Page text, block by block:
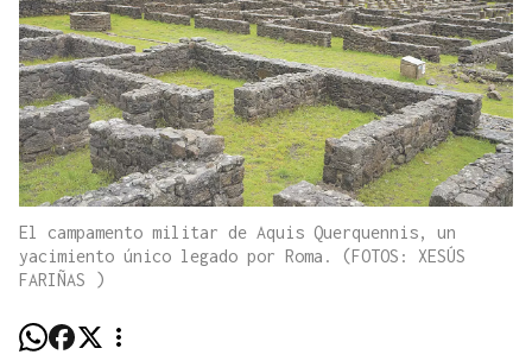
El campamento militar de Aquis Querquennis, un
yacimiento único legado por Roma. (FOTOS: XESÚS
FARIÑAS )